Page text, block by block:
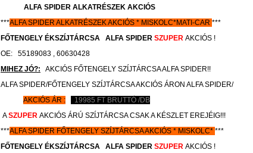
ALFA SPIDER ALKATRÉSZEK AKCIÓS
***ALFA SPIDER ALKATRÉSZEKAKCIÓS * MISKOLC*MATI-CAR ***
FŐTENGELY ÉKSZÍJTÁRCSA ALFA SPIDER SZUPER AKCIÓS !
OE: 55189083 , 60630428
MIHEZ JÓ?: AKCIÓS FŐTENGELY SZÍJTÁRCSA ALFA SPIDER!!
ALFA SPIDER/FŐTENGELY SZÍJTÁRCSA AKCIÓS ÁRON ALFA SPIDER/
AKCIÓS ÁR :
19985 FT BRUTTÓ /DB
ASZUPER AKCIÓS ÁRÚ SZÍJTÁRCSA CSAK A KÉSZLET EREJÉIG!!!
***ALFA SPIDER FŐTENGELY SZÍJTÁRCSA AKCIÓS * MISKOLC* ***
FŐTENGELY ÉKSZÍJTÁRCSA ALFA SPIDER SZUPER AKCIÓS !